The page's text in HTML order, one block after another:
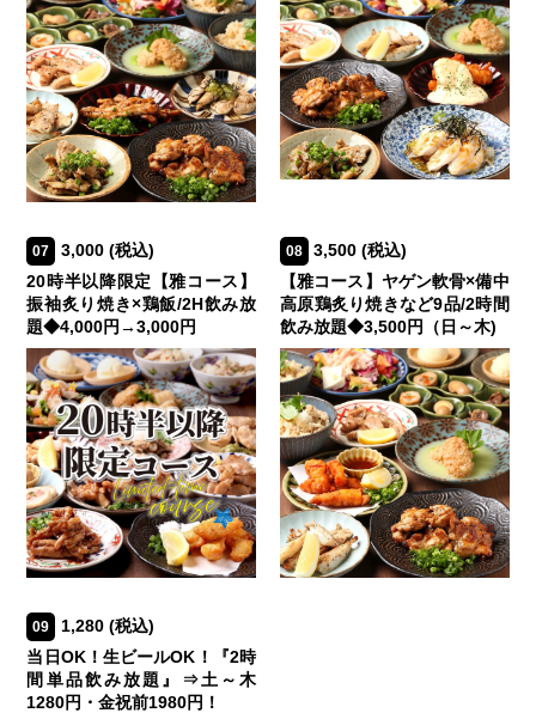
07 3,000(税込)
20時半以降限定【雅コース】
振袖炙り焼き×鶏飯/2H飲み放
題◆4,000円→3,000円
08 3,500 (税込)
【雅コース】ヤゲン軟骨×備中
高原鶏炙り焼きなど9品/2時間
飲み放題◆3,500円（日～木)
09 1,280(税込)
当日OK！生ビールOK！『2時
間単品飲み放題』⇒土～木
1280円・金祝前1980円！